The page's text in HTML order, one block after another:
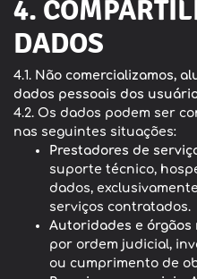
4.
DADOS
4.1. Não comercializamos,
dados pessoais dos
4.2. Os dados podem ser
nas seguintes situações:
Prestadores de
suporte técnico,
dados,
serviços contratados.
Autoridades e órgãos
por ordem judicial,
ou cumprimento de